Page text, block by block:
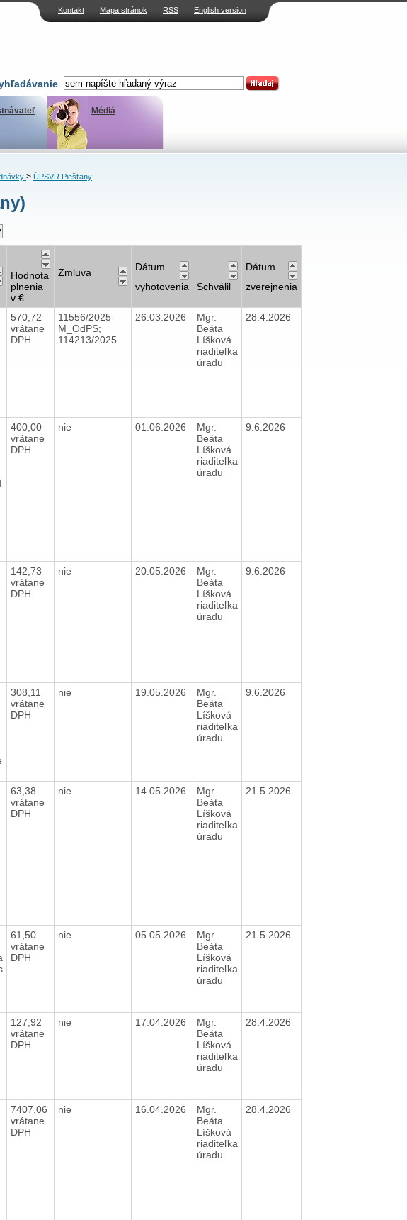
Kontakt Mapa stránok RSS English version
Médiá
> ÚPSVR Piešťany
Hodnota
plnenia
v €
Zmluva
Dátum
vyhotovenia
Schválil
Dátum
zverejnenia
570,72
vrátane
DPH
11556/2025-
M_OdPS;
114213/2025
26.03.2026
Mgr.
Beáta
Líšková
riaditeľka
úradu
28.4.2026
400,00
vrátane
DPH
nie 01.06.2026
Mgr.
Beáta
Líšková
riaditeľka
úradu
9.6.2026
142,73
vrátane
DPH
nie 20.05.2026
Mgr.
Beáta
Líšková
riaditeľka
úradu
9.6.2026
308,11
vrátane
DPH
nie 19.05.2026
Mgr.
Beáta
Líšková
riaditeľka
úradu
9.6.2026
63,38
vrátane
DPH
nie 14.05.2026
Mgr.
Beáta
Líšková
riaditeľka
úradu
21.5.2026
61,50
vrátane
DPH
nie 05.05.2026
Mgr.
Beáta
Líšková
riaditeľka
úradu
21.5.2026
127,92
vrátane
DPH
nie 17.04.2026
Mgr.
Beáta
Líšková
riaditeľka
úradu
28.4.2026
7407,06
vrátane
DPH
nie 16.04.2026
Mgr.
Beáta
Líšková
riaditeľka
úradu
28.4.2026